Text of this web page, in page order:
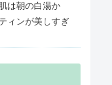
は朝の白湯か
ィンが美しすぎ